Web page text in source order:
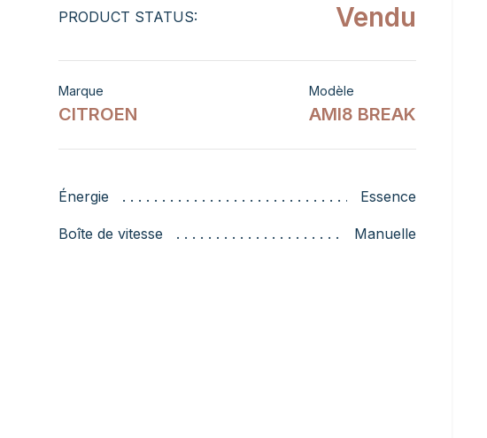
PRODUCT STATUS: Vendu
Marque
CITROEN
Modèle
AMI8 BREAK
Énergie Essence
Boîte de vitesse Manuelle